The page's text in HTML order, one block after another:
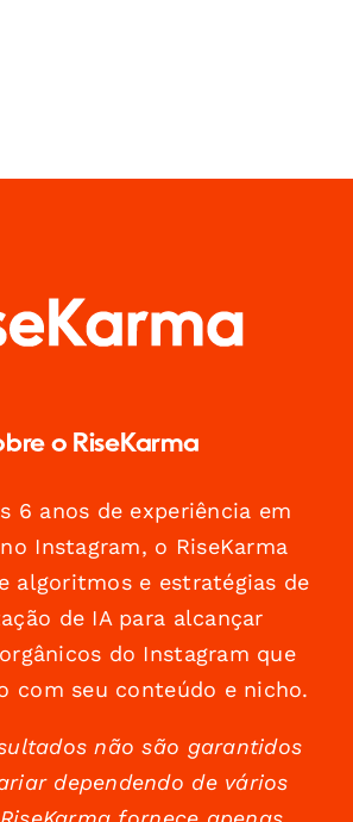
o RiseKarma
6 anos de experiência em
Instagram, o RiseKarma
algoritmos e estratégias de
de IA para alcançar
do Instagram que
com seu conteúdo e nicho.
não são garantidos
dependendo de vários